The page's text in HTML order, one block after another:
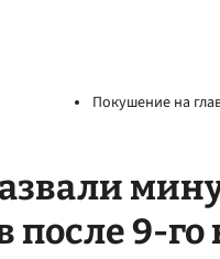
Покушение на
9-го